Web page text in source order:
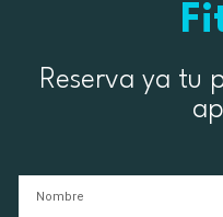
Reserva ya tu